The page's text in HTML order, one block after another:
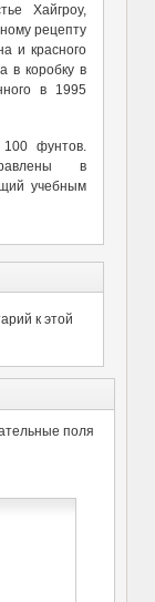
Хайгроу,
рецепту
и красного
в коробку в
в 1995
100 фунтов.
в
учебным
к этой
поля